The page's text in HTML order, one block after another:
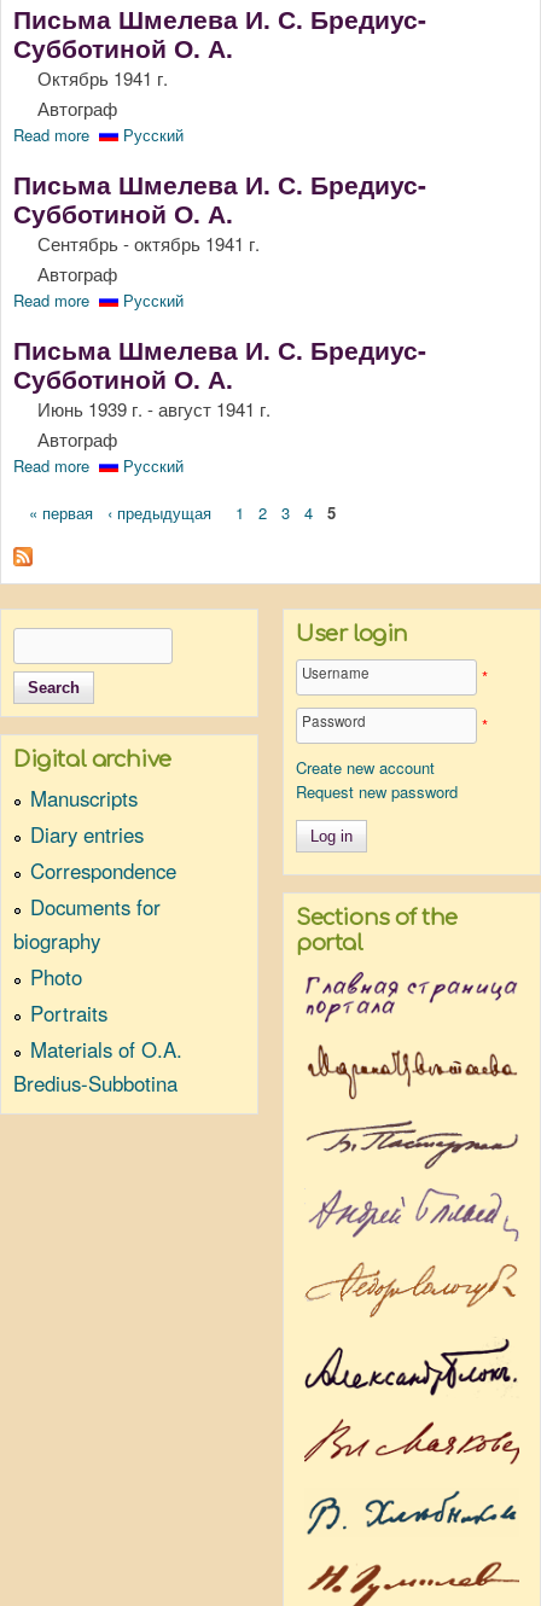
Письма Шмелева И. С. Бредиус-
Субботиной О. А.
Октябрь 1941 г.
Автограф
Read more about Письма Шмелева И. С. Бредиус-Субботиной О. А.
Русский
Письма Шмелева И. С. Бредиус-
Субботиной О. А.
Сентябрь - октябрь 1941 г.
Автограф
Read more about Письма Шмелева И. С. Бредиус-Субботиной О. А.
Русский
Письма Шмелева И. С. Бредиус-
Субботиной О. А.
Июнь 1939 г. - август 1941 г.
Автограф
Read more about Письма Шмелева И. С. Бредиус-Субботиной О. А.
Русский
Pages
« первая ‹ предыдущая 1 2 3 4 5
Digital archive
Manuscripts
Diary entries
Correspondence
Documents for
biography
Photo
Portraits
Materials of O.A.
Bredius-Subbotina
User login
Username *
Password
*
Create new account
Request new password
Sections of the
portal